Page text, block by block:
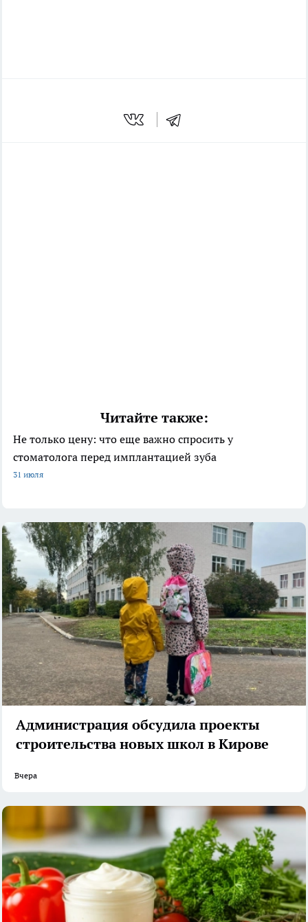
Читайте также:
Не только цену: что еще важно спросить у
стоматолога перед имплантацией зуба
31 июля
Администрация обсудила проекты
строительства новых школ в Кирове
Вчера